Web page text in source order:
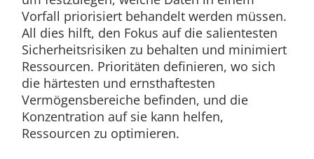
Vorfall priorisiert behandelt werden müssen.
All dies hilft, den Fokus auf die salientesten
Sicherheitsrisiken zu behalten und minimiert
Ressourcen. Prioritäten definieren, wo sich
die härtesten und ernsthaftesten
Vermögensbereiche befinden, und die
Konzentration auf sie kann helfen,
Ressourcen zu optimieren.